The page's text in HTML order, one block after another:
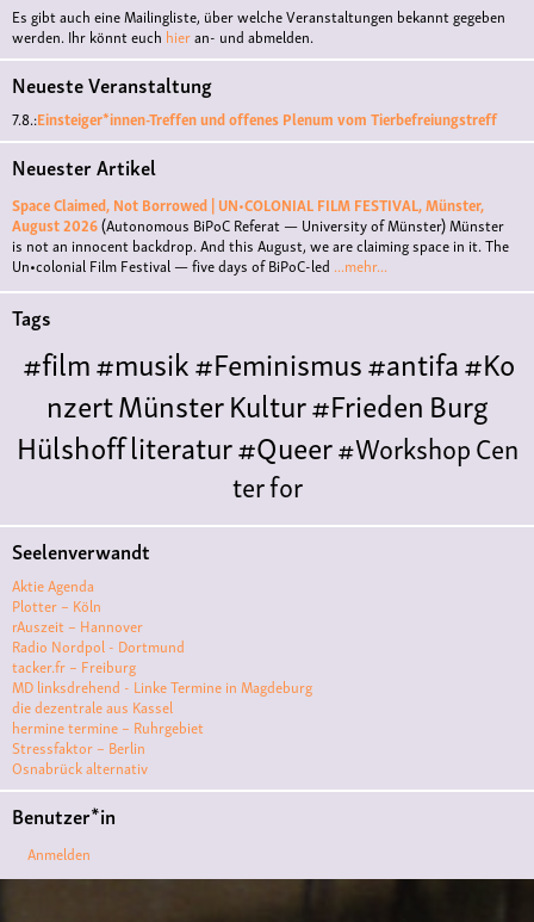
Es gibt auch eine Mailingliste, über welche Veranstaltungen bekannt gegeben
werden. Ihr könnt euch hieran- und abmelden.
Neueste Veranstaltung
7.8.:Einsteiger*innen-Treffen und offenes Plenum vom Tierbefreiungstreff
Neuester Artikel
Space Claimed, Not Borrowed | UN•COLONIAL FILM FESTIVAL, Münster,
August 2026(Autonomous BiPoC Referat — University of Münster)Münster
is not an innocent backdrop. And this August, we are claiming space in it. The
Un•colonial Film Festival — five days of BiPoC-led ...mehr...
Tags
#film#musik#Feminismus#antifa#Ko
nzertMünsterKultur#FriedenBurg
Hülshoffliteratur#Queer#WorkshopCen
ter for
LiteraturePolyamoriePolytreff#liveKonzert
Polyamorietreff
Monogamie
ismuskunstantisemitismus
urDFG-
VKqueer#Demo
ve#film #kino #filmwerkstatt
#filmclub#Münster#BLACKBOXpunk#kino
#menschenrechte
#filmwerkstatttmünster#vegan
Seelenverwandt
Aktie Agenda
Plotter – Köln
rAuszeit – Hannover
Radio Nordpol - Dortmund
tacker.fr – Freiburg
MD linksdrehend - Linke Termine in Magdeburg
die dezentrale aus Kassel
hermine termine – Ruhrgebiet
Stressfaktor – Berlin
Osnabrück alternativ
Benutzer*in
Anmelden